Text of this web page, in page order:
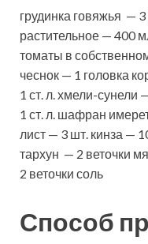
грудинка говяжья —
растительное — 400
томаты в
чеснок — 1 головка
1 ст. л. хмели-сунели
1 ст. л. шафран
лист — 3 шт. кинза —
тархун — 2 веточки
2 веточки соль
Способ